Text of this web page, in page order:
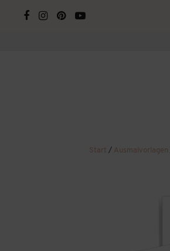
Start / Ausmalvorlagen